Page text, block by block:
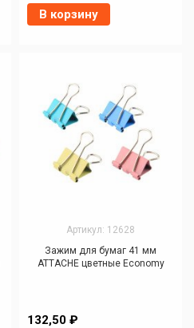
В корзину
Артикул: 12628
Зажим для бумаг 41 мм
ATTACHE цветные Economy
132,50 ₽